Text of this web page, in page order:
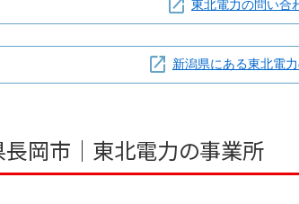
東北電力の問い合
新潟県にある東北電
岡市｜東北電力の事業所